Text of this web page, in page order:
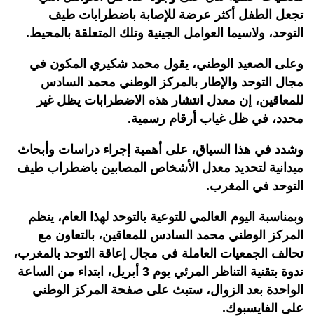
تجعل الطفل أكثر عرضة للإصابة باضطرابات طيف
التوحد، ولاسيما العوامل الجينية وتلك المتعلقة بالمحيط.
وعلى الصعيد الوطني، يقول محمد شكيري المكون في
مجال التوحد والإطار بالمركز الوطني محمد السادس
للمعاقين، إن معدل انتشار هذه الاضطرابات يظل غير
محدد، في ظل غياب أرقام رسمية.
وشدد في هذا السياق، على أهمية إجراء دراسات وأبحاث
ميدانية لتحديد معدل الأشخاص المصابين باضطراب طيف
التوحد في المغرب.
وبمناسبة اليوم العالمي للتوعية بالتوحد لهذا العام، ينظم
المركز الوطني محمد السادس للمعاقين، بالتعاون مع
تحالف الجمعيات العاملة في مجال إعاقة التوحد بالمغرب،
ندوة بتقنية التناظر المرئي يوم 3 أبريل، ابتداء من الساعة
الواحدة بعد الزوال، ستبث على صفحة المركز الوطني
على الفايسبوك.